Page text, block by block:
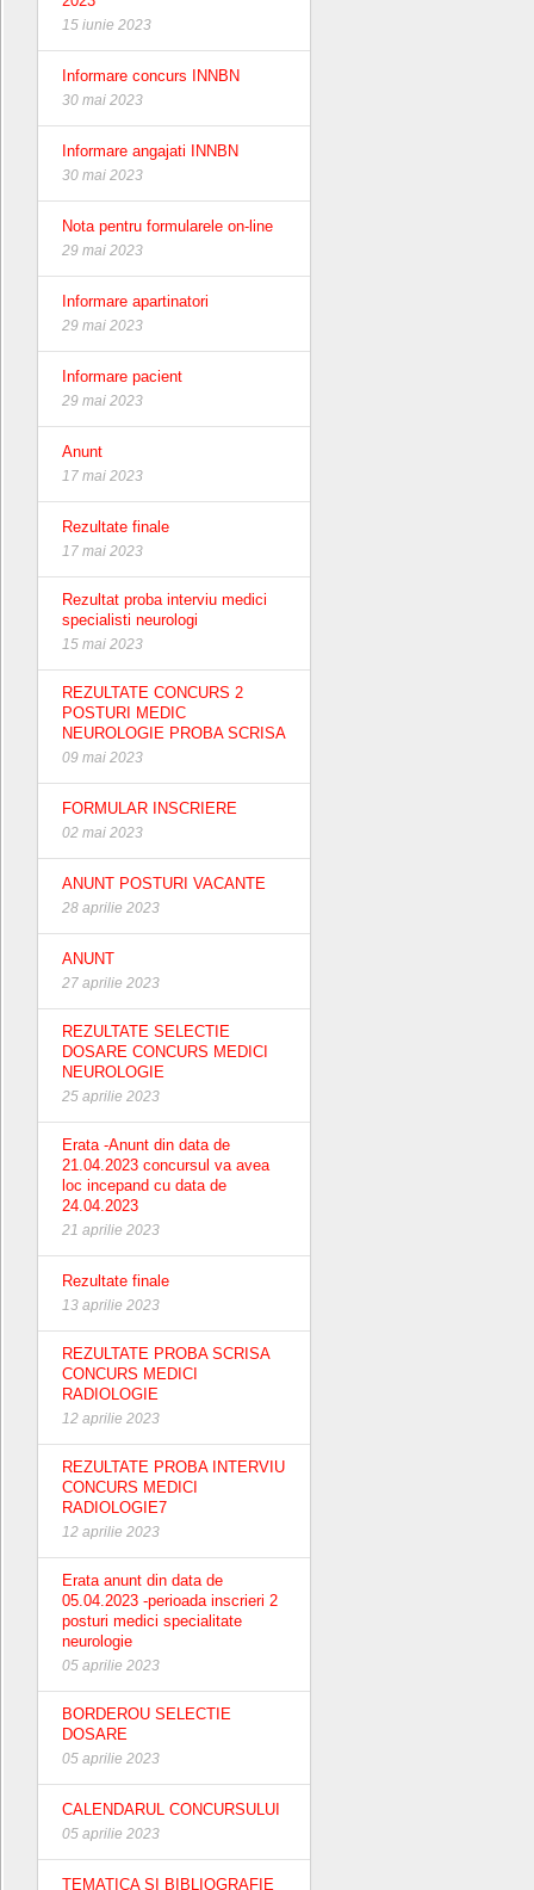
15 iunie 2023
Informare concurs INNBN
30 mai 2023
Informare angajati INNBN
30 mai 2023
Nota pentru formularele on-line
29 mai 2023
Informare apartinatori
29 mai 2023
Informare pacient
29 mai 2023
Anunt
17 mai 2023
Rezultate finale
17 mai 2023
Rezultat proba interviu medici
specialisti neurologi
15 mai 2023
REZULTATE CONCURS 2
POSTURI MEDIC
NEUROLOGIE PROBA SCRISA
09 mai 2023
FORMULAR INSCRIERE
02 mai 2023
ANUNT POSTURI VACANTE
28 aprilie 2023
ANUNT
27 aprilie 2023
REZULTATE SELECTIE
DOSARE CONCURS MEDICI
NEUROLOGIE
25 aprilie 2023
Erata -Anunt din data de
21.04.2023 concursul va avea
loc incepand cu data de
24.04.2023
21 aprilie 2023
Rezultate finale
13 aprilie 2023
REZULTATE PROBA SCRISA
CONCURS MEDICI
RADIOLOGIE
12 aprilie 2023
REZULTATE PROBA INTERVIU
CONCURS MEDICI
RADIOLOGIE7
12 aprilie 2023
Erata anunt din data de
05.04.2023 -perioada inscrieri 2
posturi medici specialitate
neurologie
05 aprilie 2023
BORDEROU SELECTIE
DOSARE
05 aprilie 2023
CALENDARUL CONCURSULUI
05 aprilie 2023
TEMATICA SI BIBLIOGRAFIE